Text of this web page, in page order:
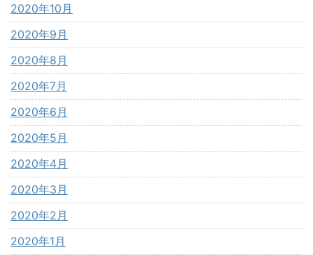
2020年10月
2020年9月
2020年8月
2020年7月
2020年6月
2020年5月
2020年4月
2020年3月
2020年2月
2020年1月